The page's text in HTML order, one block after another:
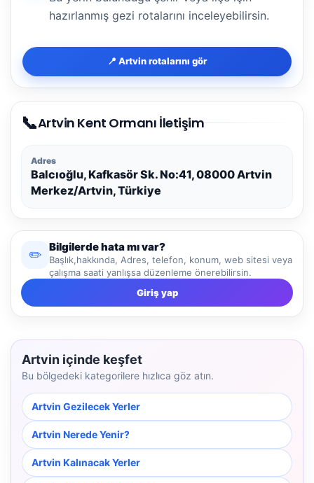
hazırlanmış gezi rotalarını inceleyebilirsin.
📍 Artvin rotalarını gör
📞Artvin Kent Ormanı İletişim
Adres
Balcıoğlu, Kafkasör Sk. No:41, 08000 Artvin
Merkez/Artvin, Türkiye
✏️
Bilgilerde hata mı var?
Başlık,hakkında, Adres, telefon, konum, web sitesi veya
çalışma saati yanlışsa düzenleme önerebilirsin.
Giriş yap
Artvin içinde keşfet
Bu bölgedeki kategorilere hızlıca göz atın.
Artvin Gezilecek Yerler
Artvin Nerede Yenir?
Artvin Kalınacak Yerler